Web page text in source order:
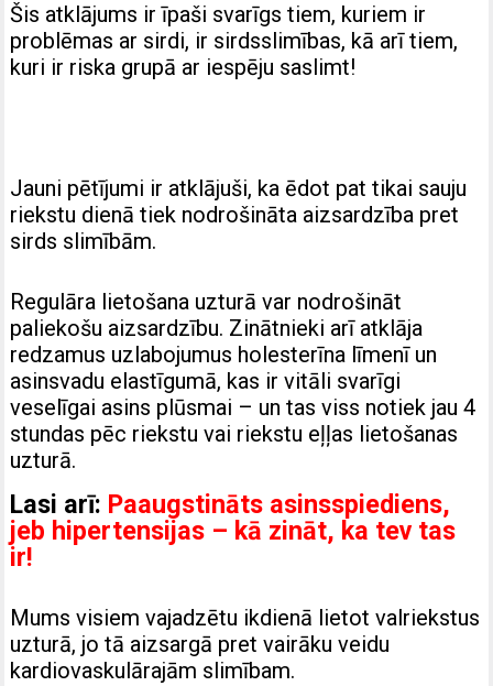
Šis atklājums ir īpaši svarīgs tiem, kuriem ir
problēmas ar sirdi, ir sirdsslimības, kā arī tiem,
kuri ir riska grupā ar iespēju saslimt!
Jauni pētījumi ir atklājuši, ka ēdot pat tikai sauju
riekstu dienā tiek nodrošināta aizsardzība pret
sirds slimībām.
Regulāra lietošana uzturā var nodrošināt
paliekošu aizsardzību. Zinātnieki arī atklāja
redzamus uzlabojumus holesterīna līmenī un
asinsvadu elastīgumā, kas ir vitāli svarīgi
veselīgai asins plūsmai – un tas viss notiek jau 4
stundas pēc riekstu vai riekstu eļļas lietošanas
uzturā.
Lasi arī: Paaugstināts asinsspiediens,
jeb hipertensijas – kā zināt, ka tev tas
ir!
Mums visiem vajadzētu ikdienā lietot valriekstus
uzturā, jo tā aizsargā pret vairāku veidu
kardiovaskulārajām slimībam.